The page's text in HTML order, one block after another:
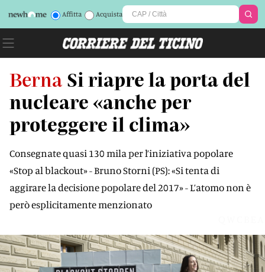
Affitta Acquista
Berna Si riapre la porta del
nucleare «anche per
proteggere il clima»
Consegnate quasi 130 mila per l’iniziativa popolare
«Stop al blackout» - Bruno Storni (PS): «Si tenta di
aggirare la decisione popolare del 2017» - L’atomo non è
però esplicitamente menzionato